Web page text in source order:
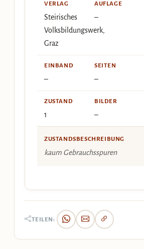
VERLAG
Steirisches
Volksbildungswerk,
Graz
AUFLAGE
–
EINBAND
–
SEITEN
–
ZUSTAND
1
BILDER
–
ZUSTANDSBESCHREIBUNG
kaum Gebrauchsspuren
TEILEN: